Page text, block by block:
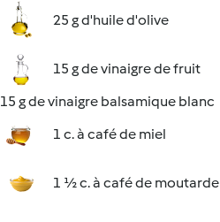
25 g d'huile d'olive
15 g de vinaigre de fruit
15 g de vinaigre balsamique blanc
1 c. à café de miel
1 ½ c. à café de moutarde